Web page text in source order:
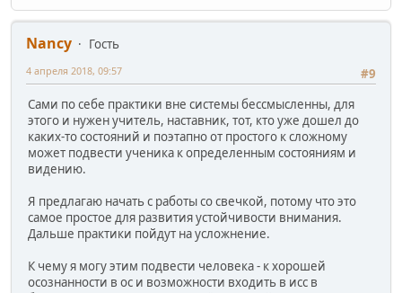
Nancy
Гость
#9
4 апреля 2018, 09:57
Сами по себе практики вне системы бессмысленны, для
этого и нужен учитель, наставник, тот, кто уже дошел до
каких-то состояний и поэтапно от простого к сложному
может подвести ученика к определенным состояниям и
видению.
Я предлагаю начать с работы со свечкой, потому что это
самое простое для развития устойчивости внимания.
Дальше практики пойдут на усложнение.
К чему я могу этим подвести человека - к хорошей
осознанности в ос и возможности входить в исс в